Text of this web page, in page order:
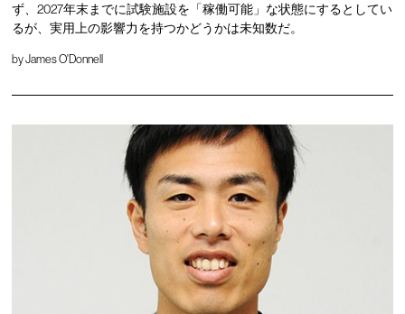
ず、2027年末までに試験施設を「稼働可能」な状態にするとしてい
るが、実用上の影響力を持つかどうかは未知数だ。
byJames O'Donnell